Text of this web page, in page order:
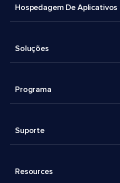
Hospedagem De Aplicativos
Soluções
Programa
Suporte
Resources